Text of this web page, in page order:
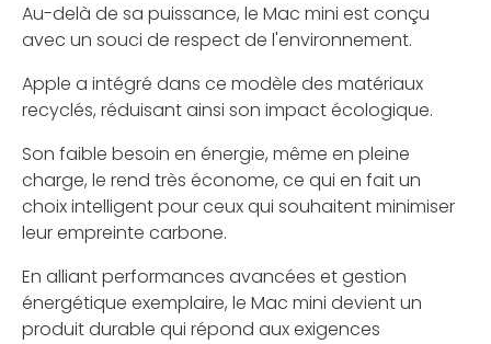
Au-delà de sa puissance, le Mac mini est conçu
avec un souci de respect de l'environnement.
Apple a intégré dans ce modèle des matériaux
recyclés, réduisant ainsi son impact écologique.
Son faible besoin en énergie, même en pleine
charge, le rend très économe, ce qui en fait un
choix intelligent pour ceux qui souhaitent minimiser
leur empreinte carbone.
En alliant performances avancées et gestion
énergétique exemplaire, le Mac mini devient un
produit durable qui répond aux exigences